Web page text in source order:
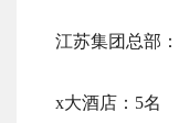
江苏集团总部
x大酒店：5名